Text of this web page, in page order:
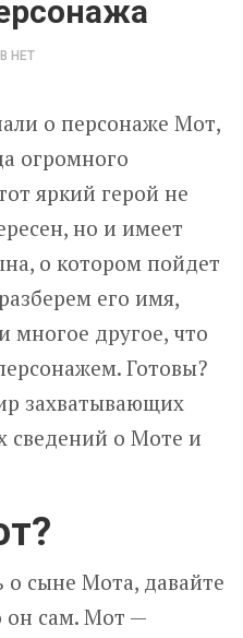
НЕТ
о персонаже Мот,
огромного
яркий герой не
но и имеет
о котором пойдет
его имя,
многое другое, что
Готовы?
захватывающих
сведений о Моте и
о сыне Мота, давайте
он сам. Мот —